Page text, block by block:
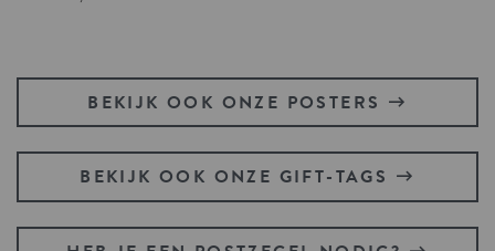
BEKIJK OOK ONZE POSTERS
BEKIJK OOK ONZE GIFT-TAGS